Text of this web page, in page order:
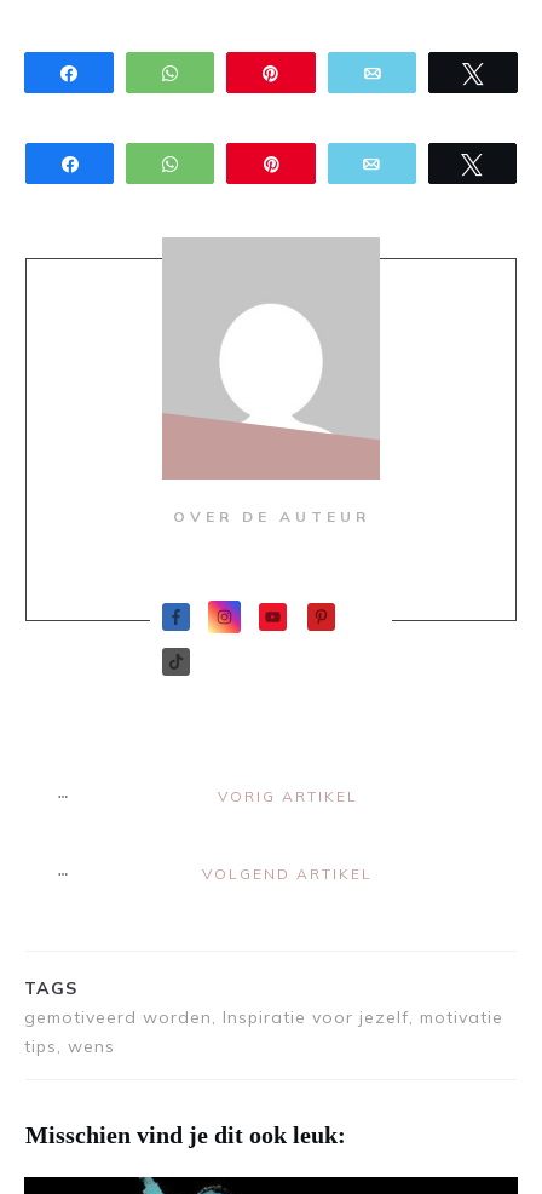
WhatsApp
WhatsApp
OVER DE AUTEUR
VORIG ARTIKEL
VOLGEND ARTIKEL
TAGS
gemotiveerd worden, Inspiratie voor jezelf, motivatie
tips, wens
Misschien vind je dit ook leuk: